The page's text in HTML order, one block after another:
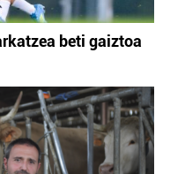
beti gaiztoa